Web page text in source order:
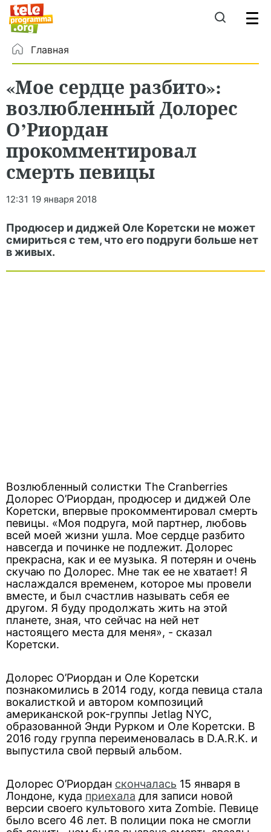
Главная
«Мое сердце разбито»:
возлюбленный Долорес
О’Риордан
прокомментировал
смерть певицы
12:31 19 января 2018
Продюсер и диджей Оле Коретски не может
смириться с тем, что его подруги больше нет
в живых.
Возлюбленный солистки The Cranberries
Долорес О’Риордан, продюсер и диджей Оле
Коретски, впервые прокомментировал смерть
певицы. «Моя подруга, мой партнер, любовь
всей моей жизни ушла. Мое сердце разбито
навсегда и починке не подлежит. Долорес
прекрасна, как и ее музыка. Я потерян и очень
скучаю по Долорес. Мне так ее не хватает! Я
наслаждался временем, которое мы провели
вместе, и был счастлив называть себя ее
другом. Я буду продолжать жить на этой
планете, зная, что сейчас на ней нет
настоящего места для меня», - сказал
Коретски.
Долорес О’Риордан и Оле Коретски
познакомились в 2014 году, когда певица стала
вокалисткой и автором композиций
американской рок-группы Jetlag NYC,
образованной Энди Рурком и Оле Коретски. В
2016 году группа переименовалась в D.A.R.K. и
выпустила свой первый альбом.
Долорес О’Риордан скончалась 15 января в
Лондоне, куда приехала для записи новой
версии своего культового хита Zombie. Певице
было всего 46 лет. В полиции пока не смогли